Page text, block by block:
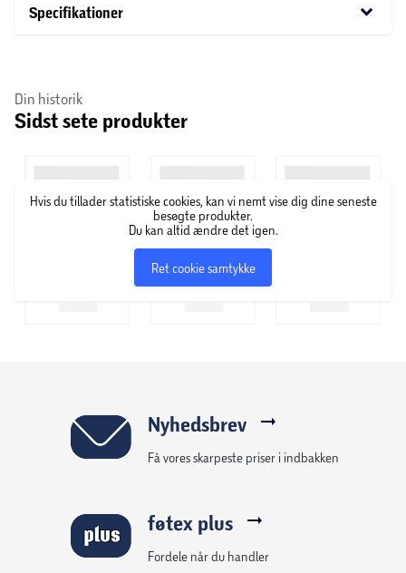
Specifikationer keyboard_arrow_down
Din historik
Sidst sete produkter
Hvis du tillader statistiske cookies, kan vi nemt vise dig dine seneste
besøgte produkter.
Du kan altid ændre det igen.
Ret cookie samtykke
Nyhedsbrev
Få vores skarpeste priser i indbakken
føtex plus
Fordele når du handler